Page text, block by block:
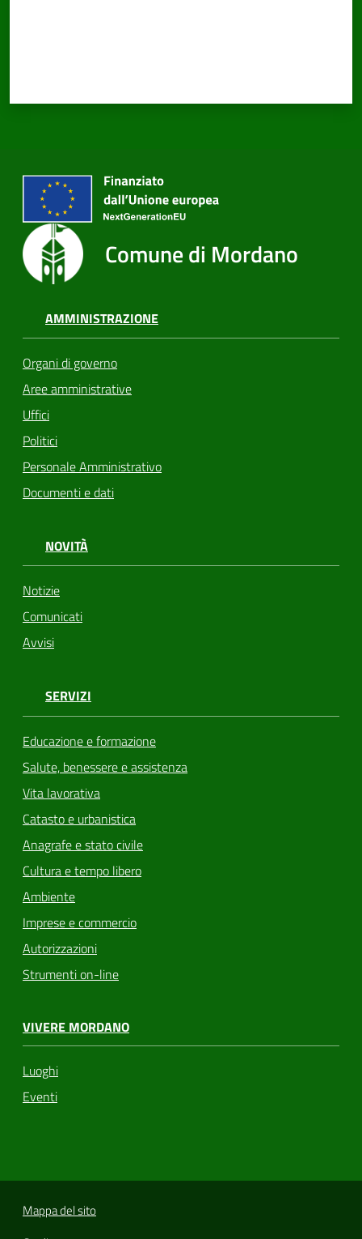
Comune di Mordano
AMMINISTRAZIONE
Organi di governo
Aree amministrative
Uffici
Politici
Personale Amministrativo
Documenti e dati
NOVITÀ
Notizie
Comunicati
Avvisi
SERVIZI
Educazione e formazione
Salute, benessere e assistenza
Vita lavorativa
Catasto e urbanistica
Anagrafe e stato civile
Cultura e tempo libero
Ambiente
Imprese e commercio
Autorizzazioni
Strumenti on-line
VIVERE MORDANO
Luoghi
Eventi
Mappa del sito